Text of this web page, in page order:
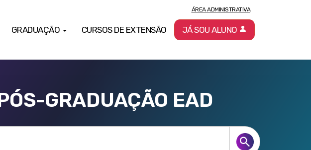
GRADUAÇÃO CURSOS DE EXTENSÃO
ÁREA ADMINISTRATIVA
JÁ SOU ALUNO
GRADUAÇÃO EAD